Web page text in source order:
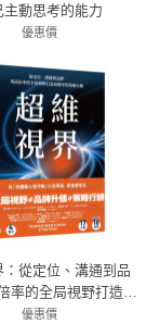
主動思考的能力
優惠價
：從定位、溝通到品
率的全局視野打造高
率的策略行銷
優惠價